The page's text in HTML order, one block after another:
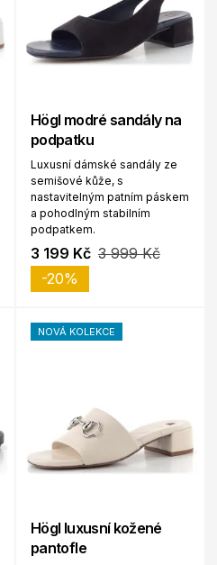
Högl modré sandály na
podpatku
Luxusní dámské sandály ze
semišové kůže, s
nastavitelným patním páskem
a pohodlným stabilním
podpatkem.
3 199 Kč 3 999 Kč
-20%
NOVÁ KOLEKCE
Högl luxusní kožené
pantofle